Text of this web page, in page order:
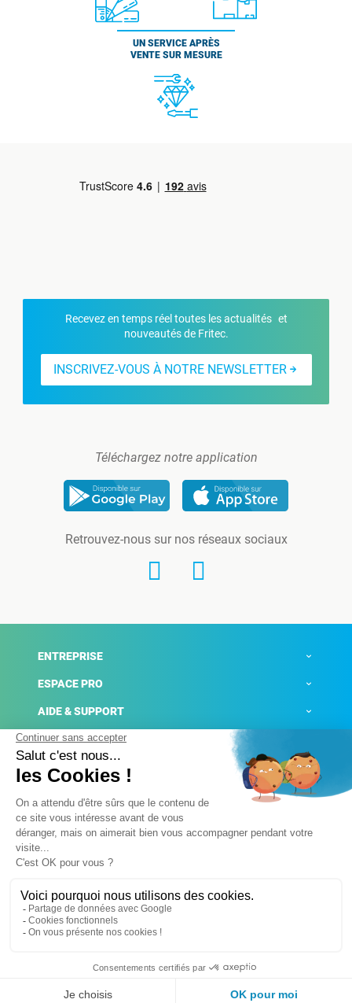
UN SERVICE APRÈS
VENTE SUR MESURE
Recevez en temps réel toutes les actualités et
nouveautés de Fritec.
INSCRIVEZ-VOUS À NOTRE NEWSLETTER
Téléchargez notre application
Retrouvez-nous sur nos réseaux sociaux
ENTREPRISE
ESPACE PRO
AIDE & SUPPORT
ACTUALITÉS
Mentions légales
Conditions générales de ventes
Plateforme de signalement